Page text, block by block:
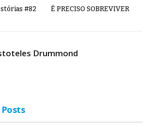
#82 É PRECISO SOBREVIVER
Drummond
Posts